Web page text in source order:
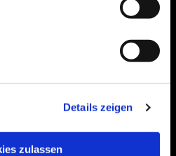
Details zeigen
zulassen
Marketing-Cookies,
cookies